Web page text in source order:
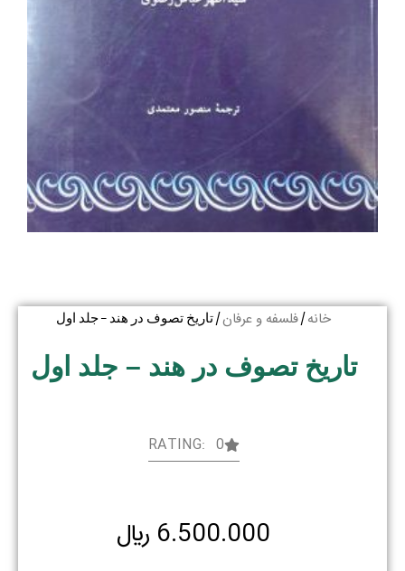
خانه/ فلسفه و عرفان/ تاریخ تصوف در هند – جلد اول
تاریخ تصوف در هند – جلد اول
RATING: 0
6.500.000 ﷼